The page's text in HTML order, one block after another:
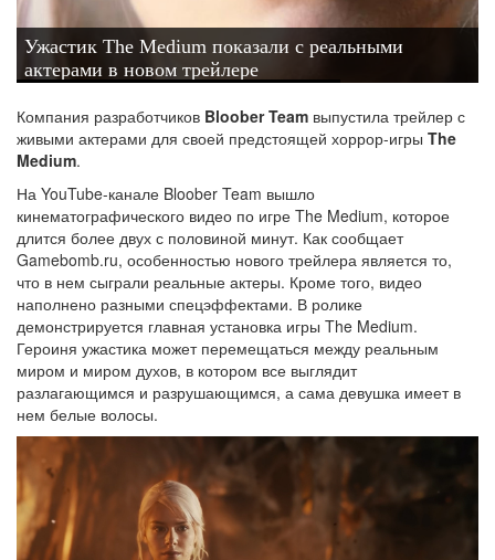
Ужастик The Medium показали с реальными
актерами в новом трейлере
Компания разработчиков Bloober Team выпустила трейлер с
живыми актерами для своей предстоящей хоррор-игры The
Medium.
На YouTube-канале Bloober Team вышло
кинематографического видео по игре The Medium, которое
длится более двух с половиной минут. Как сообщает
Gamebomb.ru, особенностью нового трейлера является то,
что в нем сыграли реальные актеры. Кроме того, видео
наполнено разными спецэффектами. В ролике
демонстрируется главная установка игры The Medium.
Героиня ужастика может перемещаться между реальным
миром и миром духов, в котором все выглядит
разлагающимся и разрушающимся, а сама девушка имеет в
нем белые волосы.